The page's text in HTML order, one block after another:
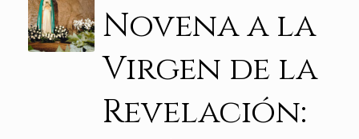
Novena a la
Virgen de la
Revelación: